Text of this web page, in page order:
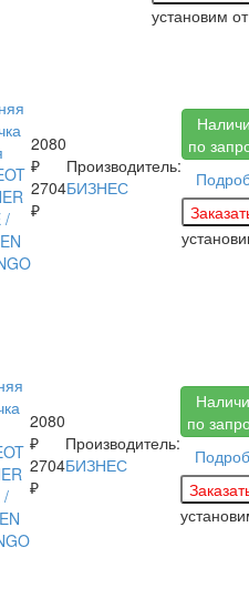
установим
2080
₽
2704
₽
Производитель:
БИЗНЕС
по
2080
₽
2704
₽
Производитель:
БИЗНЕС
по